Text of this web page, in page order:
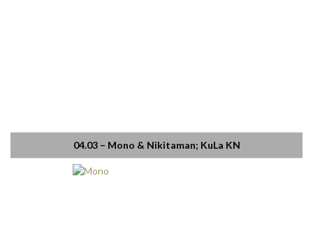
04.03 – Mono & Nikitaman; KuLa KN